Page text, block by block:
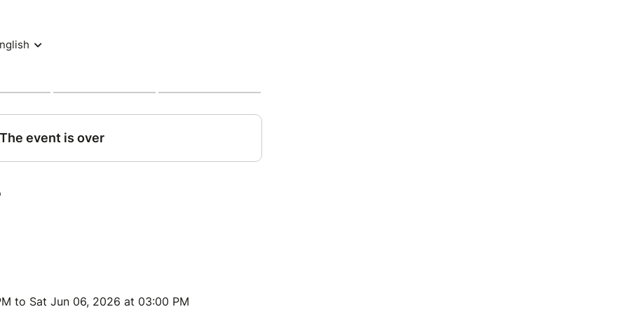
Est Possible avec Arielle Levy, la fondatrice.
à la création de la Maison des Autres Modes
de l’écofrugalité
de la réparation textile et de l’upcycling
to Sat Jun 06, 2026 at 03:00 PM